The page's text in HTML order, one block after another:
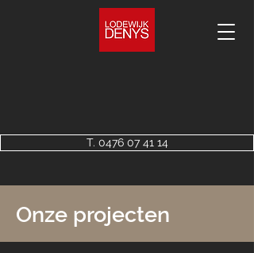
T. 0476 07 41 14
Onze projecten